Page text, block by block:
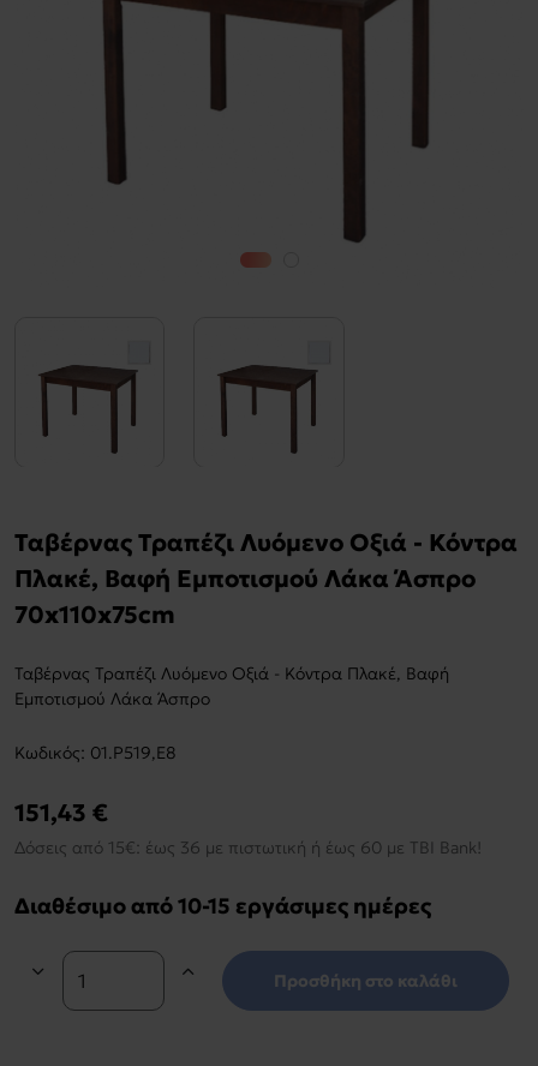
Ταβέρνας Τραπέζι Λυόμενο Οξιά - Κόντρα
Πλακέ, Βαφή Εμποτισμού Λάκα Άσπρο
70x110x75cm
Ταβέρνας Τραπέζι Λυόμενο Οξιά - Κόντρα Πλακέ, Βαφή
Εμποτισμού Λάκα Άσπρο
Kωδικός: 01.Ρ519,Ε8
151,43 €
Δόσεις από 15€: έως 36 με πιστωτική ή έως 60 με TBI Bank!
Διαθέσιμο από 10-15 εργάσιμες ημέρες
Προσθήκη στο καλάθι